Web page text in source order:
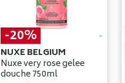
-20%
NUXE BELGIUM
Nuxe very rose gelee
douche 750ml